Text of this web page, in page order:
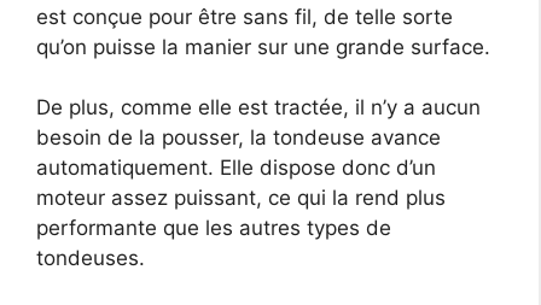
est conçue pour être sans fil, de telle sorte
qu’on puisse la manier sur une grande surface.
De plus, comme elle est tractée, il n’y a aucun
besoin de la pousser, la tondeuse avance
automatiquement. Elle dispose donc d’un
moteur assez puissant, ce qui la rend plus
performante que les autres types de
tondeuses.